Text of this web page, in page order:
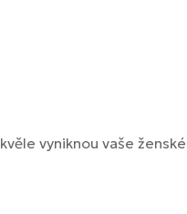
vyniknou vaše ženské